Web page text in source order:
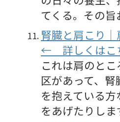
てくる。その旨
腎臓と肩こり
← 詳しくはこ
これは肩のと
区があって、
を抱えている
をあげたりしま